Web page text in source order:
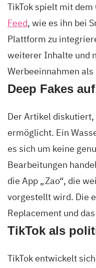
TikTok spielt mit dem
Feed, wie es ihn bei
Plattform zu
weiterer Inhalte und
Werbeeinnahmen als
Deep Fakes
Der Artikel diskutiert,
ermöglicht. Ein
es sich um keine
Bearbeitungen
die App „Zao“, die
vorgestellt wird. Die
Replacement und
TikTok als
TikTok entwickelt